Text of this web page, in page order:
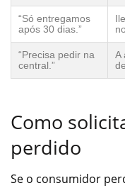
“Só entregamos
após 30 dias.”
“Precisa pedir na
central.”
A
Como
perdido
Se o consumidor